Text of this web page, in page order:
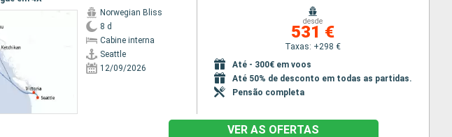
Norwegian Bliss
8 d
Cabine interna
Seattle
12/09/2026
desde
531 €
Taxas: +298 €
Até - 300€ em voos
Até 50% de desconto em todas as partidas.
Pensão completa
VER AS OFERTAS